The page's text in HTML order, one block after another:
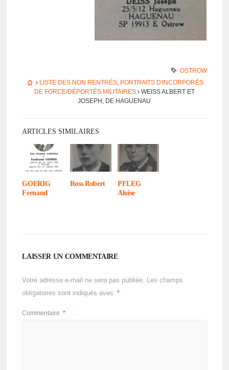
OSTROW
LISTE DES NON RENTRÉS, PORTRAITS D'INCORPORÉS
DE FORCE/DÉPORTÉS MILITAIRES WEISS ALBERT ET
JOSEPH, DE HAGUE­NAU
ARTICLES SIMILAIRES
GOERIG
Fernand
Ross Robert
PFLEG
Aloise
LAISSER UN COMMENTAIRE
Votre adresse e-mail ne sera pas publiée. Les champs
obligatoires sont indiqués avec
*
Commentaire *